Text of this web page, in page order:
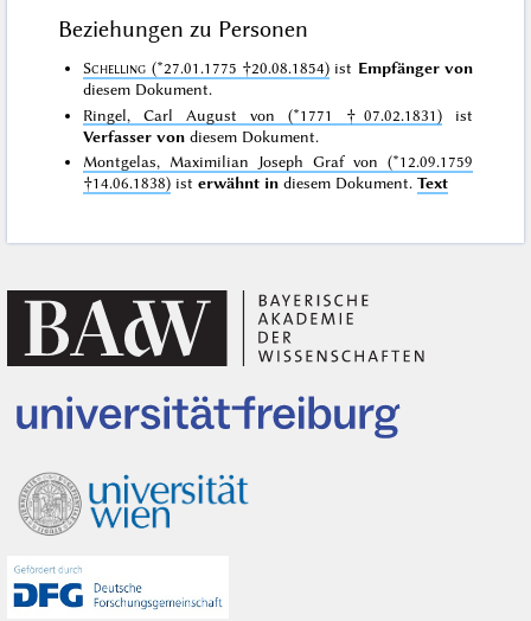
Beziehungen zu Personen
Schelling (*27.01.1775 †20.08.1854) ist Empfänger von
diesem Dokument.
Ringel, Carl August von (*1771 †07.02.1831)ist
Verfasser von diesem Dokument.
Montgelas, Maximilian Joseph Graf von (*12.09.1759
†14.06.1838) isterwähnt in diesem Dokument.Text